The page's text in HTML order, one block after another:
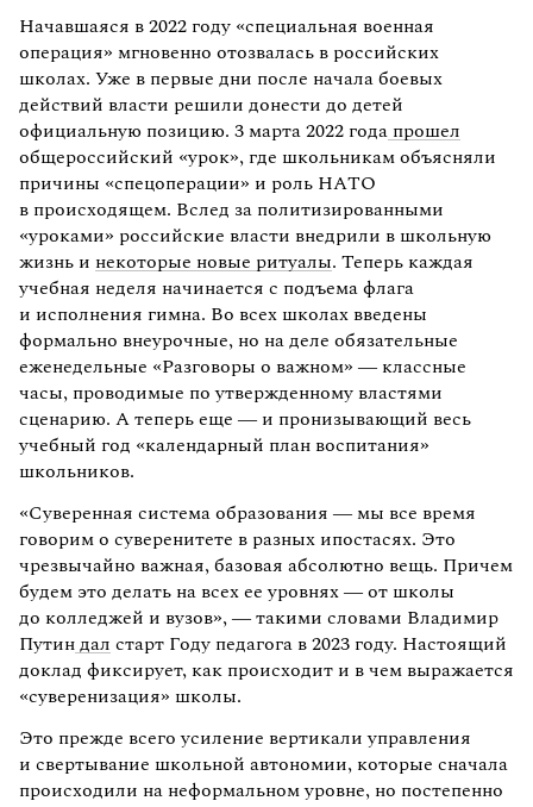
Начавшаяся в 2022 году «специальная военная
операция» мгновенно отозвалась в российских
школах. Уже в первые дни после начала боевых
действий власти решили донести до детей
официальную позицию. 3 марта 2022 года прошел
общероссийский «урок», где школьникам объясняли
причины «спецоперации» и роль НАТО
в происходящем. Вслед за политизированными
«уроками» российские власти внедрили в школьную
жизнь и некоторые новые ритуалы. Теперь каждая
учебная неделя начинается с подъема флага
и исполнения гимна. Во всех школах введены
формально внеурочные, но на деле обязательные
еженедельные «Разговоры о важном» — классные
часы, проводимые по утвержденному властями
сценарию. А теперь еще — и пронизывающий весь
учебный год «календарный план воспитания»
школьников.
«Суверенная система образования — мы все время
говорим о суверенитете в разных ипостасях. Это
чрезвычайно важная, базовая абсолютно вещь. Причем
будем это делать на всех ее уровнях — от школы
до колледжей и вузов», — такими словами Владимир
Путиндал старт Году педагога в 2023 году. Настоящий
доклад фиксирует, как происходит и в чем выражается
«суверенизация» школы.
Это прежде всего усиление вертикали управления
и свертывание школьной автономии, которые сначала
происходили на неформальном уровне, но постепенно